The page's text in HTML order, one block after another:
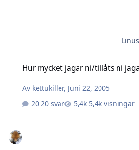
Linus
Hur mycket jagar ni/tillåts ni
Av kettukiller, Juni 22, 2005
20 svar
5,4k visningar